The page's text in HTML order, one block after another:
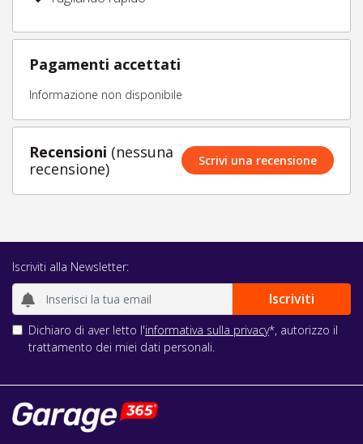
Pagamenti accettati
Informazione non disponibile
Recensioni (nessuna
recensione)
Scrivi una recensione
Iscriviti alla Newsletter:
Dichiaro di aver letto l'informativa sulla privacy*, autorizzo il
trattamento dei miei dati personali.